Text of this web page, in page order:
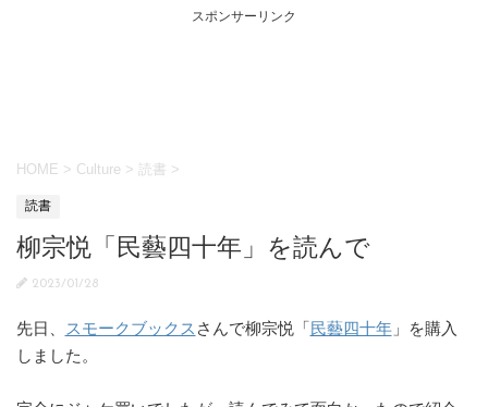
スポンサーリンク
HOME > Culture > 読書 >
読書
柳宗悦「民藝四十年」を読んで
2023/01/28
先日、 スモークブックス さんで柳宗悦「 民藝四十年」を購入
しました。